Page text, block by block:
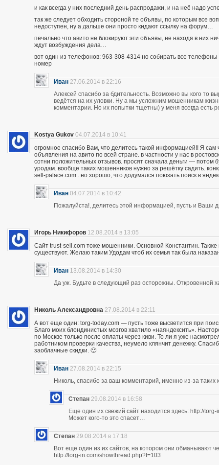
и как всегда у них последний день распродажи, и на неё надо
так же следует обходить стороной те объявы, по которым все
недоступен, ну а дальше они просто кидают ссылку на форум…
печально что авито не блокируют эти объявы, не находя в них
ждут возбуждения дела…
вот один из телефонов: 963-308-4314 но собирать все
номер
Иван 27.06.2014 в 22:16
Алексей спасибо за бдительность. Возможно вы кого то
ведётся на их уловки. Ну а мы усложним мошенникам
комментарии. Но их попытки тщетны) у меня всегда есть
Kostya Gukov 04.07.2014 в 10:41
огромное спасибо Вам, что делитесь такой информацией!! Я
объявления на авито по всей стране. в частности у нас в
сотни положительных отзывов. просят сначала деньги — потом
уродам. вообще таких мошенников нужно за решётку садить.
sell-palace.com . но хорошо, что додумался поюзать поиск в
Иван 04.07.2014 в 10:42
Пожалуйста!, делитесь этой информацией, пусть и Ваши
Игорь Никифоров 12.08.2014 в 13:05
Сайт trust-sell.com тоже мошенники. Основной Константин.
существуют. Желаю таким Удодам чтоб их семья так была
Иван 13.08.2014 в 14:30
Да уж. Будьте в следующий раз осторожны. Откровенной
Николь Александровна 27.08.2014 в 22:11
А вот еще один: torg-today.com — пусть тоже высветится при
Благо моих блондинистых мозгов хватило «наяндексить».
по Москве только после оплаты через киви. То ли я уже
работником проверки качества, неумело клянчит денежку.
заоблачные скидки. 🙂
Иван 27.08.2014 в 22:15
Николь, спасибо за ваш комментарий, именно из-за
Степан 29.08.2014 в 16:58
Еще один их свежий сайт находится здесь: http://
Может кого-то это спасет…
Степан 29.08.2014 в 17:18
Вот еще один из их сайтов, на котором они обманывают
http://torg-in.com/showthread.php?t=103